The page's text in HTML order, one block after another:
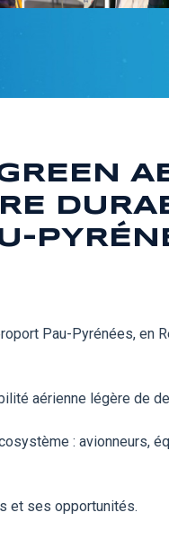
Pau-Pyrénées, en
aérienne légère de
: avionneurs,
et ses opportunités.